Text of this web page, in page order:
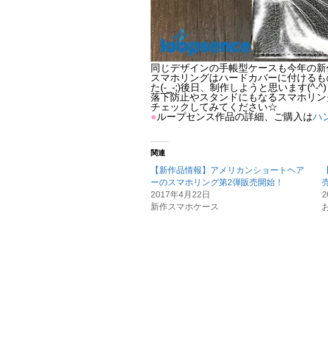
同じデザインの手帳型ケースも今年の新
スマホリングはハードカバーに付ける
た(-_-;)後日、制作しようと思います(^-^)
落下防止やスタンドにもなるスマホリ
チェックしてみてください☆
●ループセンス作品の詳細、ご購入はハ
関連
【新作品情報】アメリカンショートヘア
ーのスマホリング第2弾販売開始！
2017年4月22日
新作スマホケース